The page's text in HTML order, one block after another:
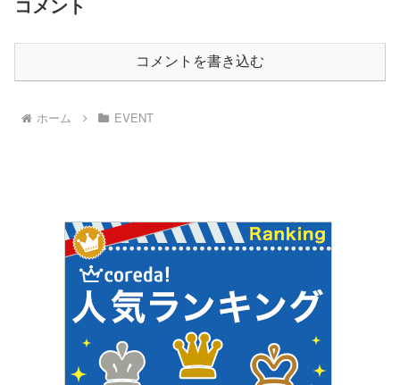
コメントを書き込む
ホーム EVENT